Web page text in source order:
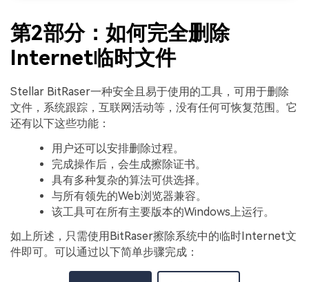
第2部分：如何完全删除
Internet临时文件
Stellar BitRaser一种安全且易于使用的工具，可用于删除
文件，系统跟踪，互联网活动等，没有任何可恢复范围。它
还有以下这些功能：
用户还可以安排删除过程。
完成操作后，会生成擦除证书。
具有多种复杂的算法可供选择。
与所有领先的Web浏览器兼容。
该工具可在所有主要版本的Windows上运行。
如上所述，只需使用BitRaser擦除系统中的临时Internet文
件即可。可以通过以下简单步骤完成：